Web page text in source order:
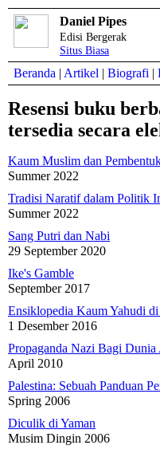
Daniel Pipes
Edisi Bergerak
Situs Biasa
Beranda | Artikel | Biografi |
Resensi buku
tersedia secara
Kaum Muslim dan
Summer 2022
Tradisi Naratif dalam Politik
Summer 2022
Sang Putri dan Nabi
29 September 2020
Ike's Gamble
September 2017
Ensiklopedia Kaum Yahudi
1 Desember 2016
Propaganda Nazi Bagi Dunia
April 2010
Palestina: Sebuah Panduan
Spring 2006
Diculik di Yaman
Musim Dingin 2006